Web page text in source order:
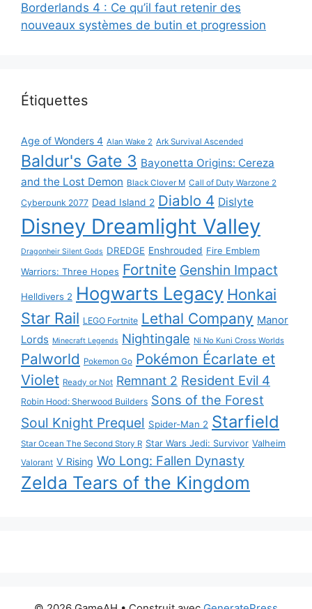
Borderlands 4 : Ce qu’il faut retenir des
nouveaux systèmes de butin et progression
Étiquettes
Age of Wonders 4 Alan Wake 2 Ark Survival Ascended
Baldur's Gate 3 Bayonetta Origins: Cereza
and the Lost Demon Black Clover M Call of Duty Warzone 2
Cyberpunk 2077 Dead Island 2 Diablo 4 Dislyte
Disney Dreamlight Valley
Dragonheir Silent Gods DREDGE Enshrouded Fire Emblem
Warriors: Three Hopes Fortnite Genshin Impact
Helldivers 2 Hogwarts Legacy Honkai
Star Rail LEGO Fortnite Lethal Company Manor
Lords Minecraft Legends Nightingale Ni No Kuni Cross Worlds
Palworld Pokemon Go Pokémon Écarlate et
Violet Ready or Not Remnant 2 Resident Evil 4
Robin Hood: Sherwood Builders Sons of the Forest
Soul Knight Prequel Spider-Man 2 Starfield
Star Ocean The Second Story R Star Wars Jedi: Survivor Valheim
Valorant V Rising Wo Long: Fallen Dynasty
Zelda Tears of the Kingdom